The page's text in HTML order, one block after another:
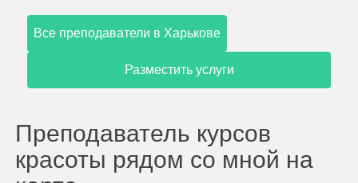
Все преподаватели в Харькове
Разместить услуги
Преподаватель курсов
красоты рядом со мной на